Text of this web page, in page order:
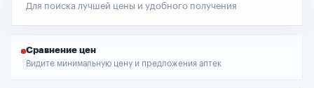
Для поиска лучшей цены и удобного получения
Сравнение цен
Видите минимальную цену и предложения аптек